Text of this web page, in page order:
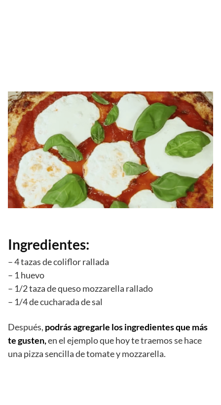
Ingredientes:
– 4 tazas de coliflor rallada
– 1 huevo
– 1/2 taza de queso mozzarella rallado
– 1/4 de cucharada de sal
Después, podrás agregarle los ingredientes que más
te gusten,en el ejemplo que hoy te traemos se hace
una pizza sencilla de tomate y mozzarella.